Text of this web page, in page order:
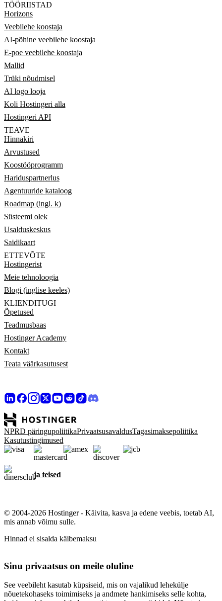
TÖÖRIISTAD
Horizons
Veebilehe koostaja
AI-põhine veebilehe koostaja
E-poe veebilehe koostaja
Mallid
Trüki nõudmisel
AI logo looja
Koli Hostingeri alla
Hostingeri API
TEAVE
Hinnakiri
Arvustused
Koostööprogramm
Hariduspartnerlus
Agentuuride kataloog
Roadmap (ingl. k)
Süsteemi olek
Usalduskeskus
Saidikaart
ETTEVÕTE
Hostingerist
Meie tehnoloogia
Blogi (inglise keeles)
KLIENDITUGI
Õpetused
Teadmusbaas
Hostinger Academy
Kontakt
Teata väärkasutusest
NPRD päringupoliitikaPrivaatsusavaldusTagasimaksepoliitika
Kasutustingimused
ja teised
© 2004-2026 Hostinger - Käivita, kasva ja edene veebis, toetab AI,
mis annab võimu sulle.
Hinnad ei sisalda käibemaksu
Sinu privaatsus on meile oluline
See veebileht kasutab küpsiseid, mis on vajalikud lehekülje
nõuetekohaseks toimimiseks ja andmete hankimiseks selle kohta,